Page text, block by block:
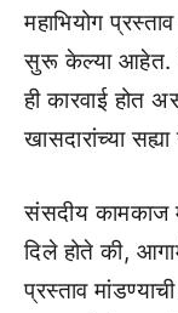
महाभियोग
सुरू केल्या आहेत.
ही कारवाई होत
खासदारांच्या
संसदीय कामकाज
दिले होते की,
प्रस्ताव